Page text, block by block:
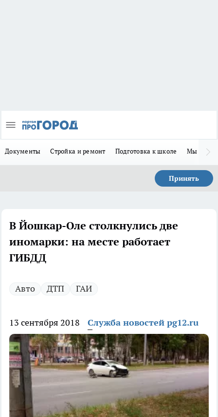
Документы Стройка и ремонт Подготовка к школе Мы в MAX
Принять
В Йошкар-Оле столкнулись две
иномарки: на месте работает
ГИБДД
Авто ДТП ГАИ
13 сентября 2018 Служба новостей pg12.ru